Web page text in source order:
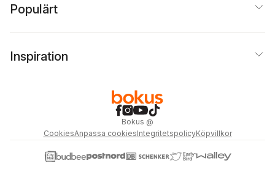
Populärt
Inspiration
Bokus @
CookiesAnpassa cookiesIntegritetspolicyKöpvillkor